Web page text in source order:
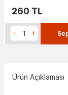
260 TL
Ürün Açıklaması